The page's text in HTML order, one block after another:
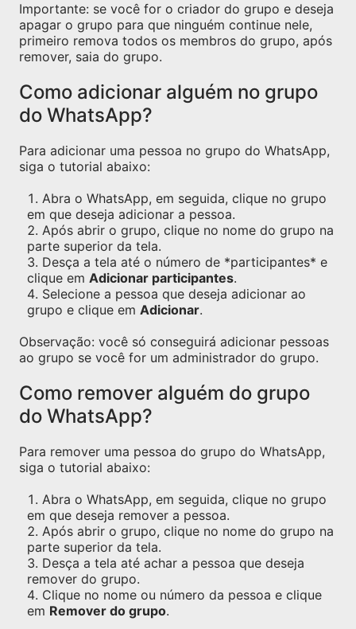
Importante: se você for o criador do grupo e deseja
apagar o grupo para que ninguém continue nele,
primeiro remova todos os membros do grupo, após
remover, saia do grupo.
Como adicionar alguém no grupo
do WhatsApp?
Para adicionar uma pessoa no grupo do WhatsApp,
siga o tutorial abaixo:
Abra o WhatsApp, em seguida, clique no grupo
em que deseja adicionar a pessoa.
Após abrir o grupo, clique no nome do grupo na
parte superior da tela.
Desça a tela até o número de *participantes* e
clique em Adicionar participantes.
Selecione a pessoa que deseja adicionar ao
grupo e clique em Adicionar.
Observação: você só conseguirá adicionar pessoas
ao grupo se você for um administrador do grupo.
Como remover alguém do grupo
do WhatsApp?
Para remover uma pessoa do grupo do WhatsApp,
siga o tutorial abaixo:
Abra o WhatsApp, em seguida, clique no grupo
em que deseja remover a pessoa.
Após abrir o grupo, clique no nome do grupo na
parte superior da tela.
Desça a tela até achar a pessoa que deseja
remover do grupo.
Clique no nome ou número da pessoa e clique
em Remover do grupo.